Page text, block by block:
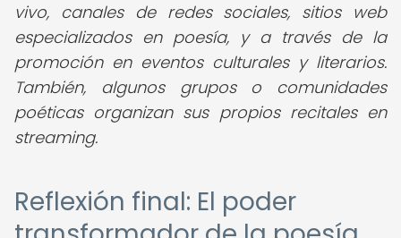
vivo, canales de redes sociales, sitios web
especializados en poesía, y a través de la
promoción en eventos culturales y literarios.
También, algunos grupos o comunidades
poéticas organizan sus propios recitales en
streaming.
Reflexión final: El poder